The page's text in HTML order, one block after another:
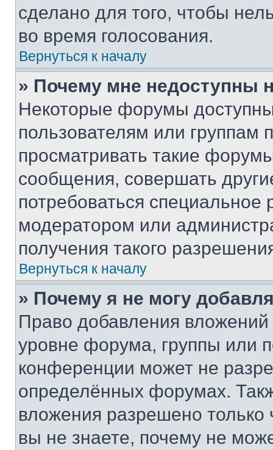
сделано для того, чтобы
во время голосования.
Вернуться к началу
» Почему мне недоступны
Некоторые форумы
пользователям или группам
просматривать такие
сообщения, совершать
потребоваться
модератором или
получения такого
Вернуться к началу
» Почему я не могу
Право добавления
уровне форума, группы или
конференции может не
определённых форумах.
вложения разрешено
вы не знаете, почему не